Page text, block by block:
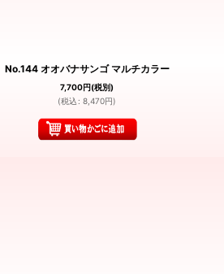
No.144 オオバナサンゴ マルチカラー
7,700円(税別)
(税込 : 8,470円)